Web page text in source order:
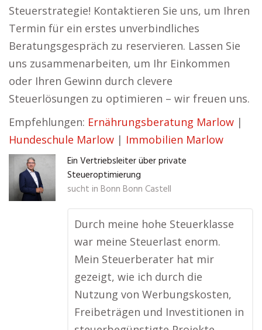
Steuerstrategie! Kontaktieren Sie uns, um Ihren
Termin für ein erstes unverbindliches
Beratungsgespräch zu reservieren. Lassen Sie
uns zusammenarbeiten, um Ihr Einkommen
oder Ihren Gewinn durch clevere
Steuerlösungen zu optimieren – wir freuen uns.
Empfehlungen: Ernährungsberatung Marlow |
Hundeschule Marlow | Immobilien Marlow
Ein Vertriebsleiter über private
Steueroptimierung
sucht in Bonn Bonn Castell
Durch meine hohe Steuerklasse
war meine Steuerlast enorm.
Mein Steuerberater hat mir
gezeigt, wie ich durch die
Nutzung von Werbungskosten,
Freibeträgen und Investitionen in